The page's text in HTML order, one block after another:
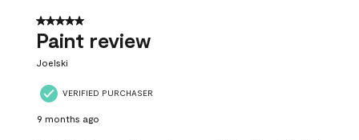
10
Reviews
5 out of 5 stars.
Paint review
Joelski
VERIFIED PURCHASER
9 months ago